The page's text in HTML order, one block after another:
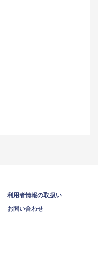
利用者情報の取扱い
お問い合わせ